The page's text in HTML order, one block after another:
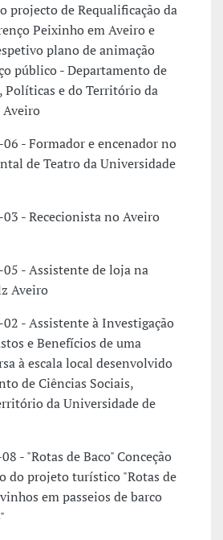
projecto de Requalificação da
Peixinho em Aveiro e
plano de animação
público - Departamento de
Políticas e do Território da
Aveiro
- Formador e encenador no
de Teatro da Universidade
- Rececionista no Aveiro
- Assistente de loja na
Aveiro
- Assistente à Investigação
e Benefícios de uma
à escala local desenvolvido
de Ciências Sociais,
da Universidade de
- "Rotas de Baco" Conceção
do projeto turístico "Rotas de
em passeios de barco